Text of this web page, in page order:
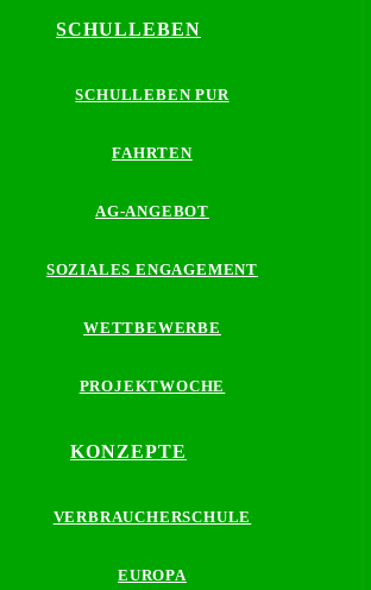
SCHULLEBEN
SCHULLEBEN PUR
FAHRTEN
AG-ANGEBOT
SOZIALES ENGAGEMENT
WETTBEWERBE
PROJEKTWOCHE
KONZEPTE
VERBRAUCHERSCHULE
EUROPA